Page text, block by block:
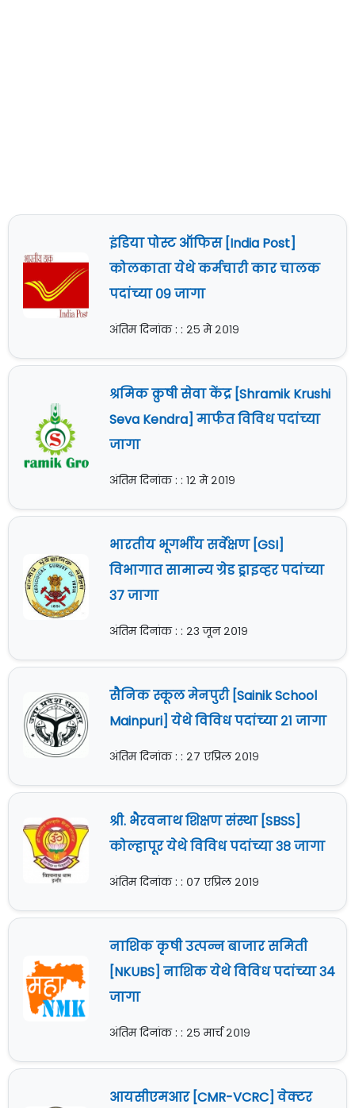
इंडिया पोस्ट ऑफिस [India Post]
कोलकाता येथे कर्मचारी कार चालक
पदांच्या ०९ जागा
अंतिम दिनांक : : २५ मे २०१९
श्रमिक क्रुषी सेवा केंद्र [Shramik Krushi
Seva Kendra] मार्फत विविध पदांच्या
जागा
अंतिम दिनांक : : १२ मे २०१९
भारतीय भूगर्भीय सर्वेक्षण [GSI]
विभागात सामान्य ग्रेड ड्राइव्हर पदांच्या
३७ जागा
अंतिम दिनांक : : २३ जून २०१९
सैनिक स्कूल मेनपुरी [Sainik School
Mainpuri] येथे विविध पदांच्या २१ जागा
अंतिम दिनांक : : २७ एप्रिल २०१९
श्री. भैरवनाथ शिक्षण संस्था [SBSS]
कोल्हापूर येथे विविध पदांच्या ३८ जागा
अंतिम दिनांक : : ०७ एप्रिल २०१९
नाशिक कृषी उत्पन्न बाजार समिती
[NKUBS] नाशिक येथे विविध पदांच्या ३४
जागा
अंतिम दिनांक : : २५ मार्च २०१९
आयसीएमआर [CMR-VCRC] वेक्टर